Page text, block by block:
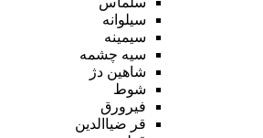
سیلوانه
سیمینه
سیه چشمه
شاهین دژ
شوط
فیرورق
قر ضیاالدین